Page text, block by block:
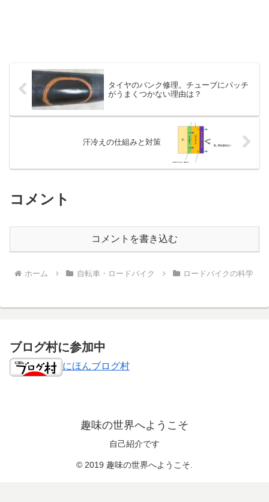
タイヤのパンク修理。チューブにパッチ
がうまくつかない理由は？
汗冷えの仕組みと対策
コメント
コメントを書き込む
ホーム 自転車・ロードバイク ロードバイクの科学
ブログ村に参加中
にほんブログ村
趣味の世界へようこそ
自己紹介です
© 2019 趣味の世界へようこそ.